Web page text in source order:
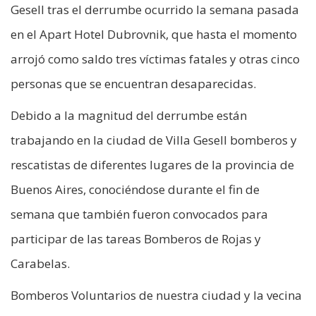
Gesell tras el derrumbe ocurrido la semana pasada
en el Apart Hotel Dubrovnik, que hasta el momento
arrojó como saldo tres víctimas fatales y otras cinco
personas que se encuentran desaparecidas.
Debido a la magnitud del derrumbe están
trabajando en la ciudad de Villa Gesell bomberos y
rescatistas de diferentes lugares de la provincia de
Buenos Aires, conociéndose durante el fin de
semana que también fueron convocados para
participar de las tareas Bomberos de Rojas y
Carabelas.
Bomberos Voluntarios de nuestra ciudad y la vecina